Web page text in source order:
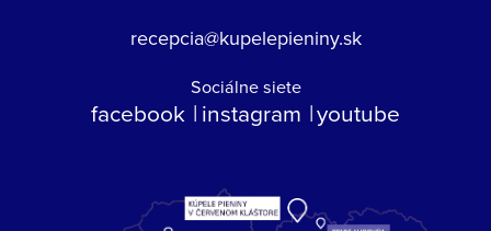
recepcia@kupelepieniny.sk
Sociálne siete
facebook instagram youtube